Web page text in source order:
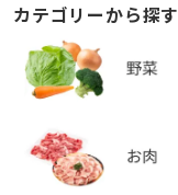
カテゴリーから探す